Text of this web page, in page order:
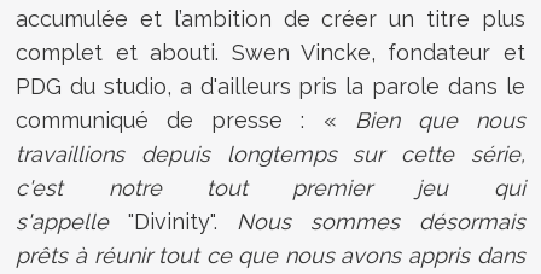
accumulée et l’ambition de créer un titre plus
complet et abouti. Swen Vincke, fondateur et
PDG du studio, a d'ailleurs pris la parole dans le
communiqué de presse : «
Bien que nous
travaillions depuis longtemps sur cette série,
c'est notre tout premier jeu qui
s'appelle"Divinity". Nous sommes désormais
prêts à réunir tout ce que nous avons appris dans